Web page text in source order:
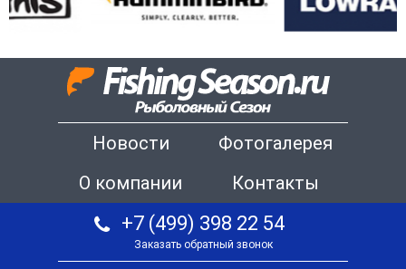
Новости
Фотогалерея
О компании
Контакты
+7 (499) 398 22 54
Заказать обратный звонок